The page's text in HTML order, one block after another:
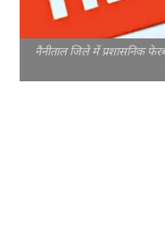
नैनीताल जिले में प्रशासनिक